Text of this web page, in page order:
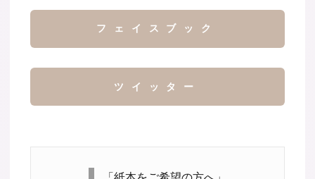
フェイスブック
ツイッター